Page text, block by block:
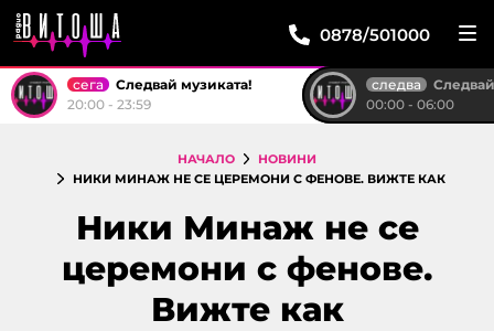
0878/501000
сега
Следвай музиката!
20:00 - 23:59
следва
Следвай
00:00 - 06:00
НАЧАЛО
НОВИНИ
НИКИ МИНАЖ НЕ СE ЦЕРЕМОНИ С ФЕНОВЕ. ВИЖТЕ КАК
Ники Минаж не сe
церемони с фенове.
Вижте как